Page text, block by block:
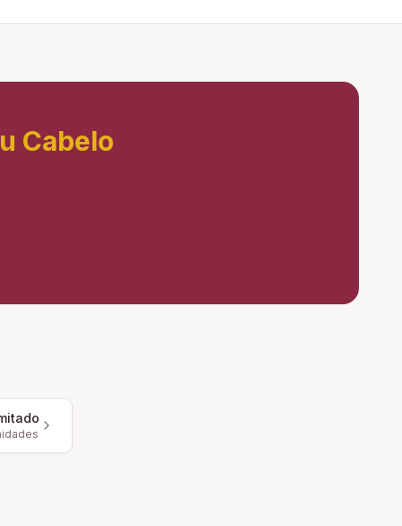
Cabelo